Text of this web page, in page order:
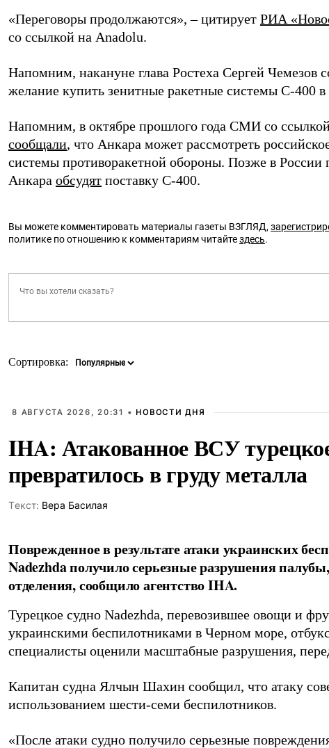
«Переговоры продолжаются», – цитирует РИА
со ссылкой на Anadolu.
Напомним, накануне глава Ростеха Сергей Чемезов
желание купить зенитные ракетные системы С-400 в
Напомним, в октябре прошлого года СМИ со
сообщали, что Анкара может рассмотреть
системы противоракетной обороны. Позже в России
Анкара обсудят поставку С-400.
Вы можете комментировать материалы газеты ВЗГЛЯД,
политике по отношению к комментариям читайтездесь.
Сортировка:
8 АВГУСТА 2026, 20:31 • НОВОСТИ ДНЯ
IHA: Атакованное ВСУ
превратилось в груду металла
Tекст: Вера Басилая
Поврежденное в результате атаки украинских
Nadezhda получило серьезные разрушения
отделения, сообщило агентство IHA.
Турецкое судно Nadezhda, перевозившее овощи и
украинскими беспилотниками в Черном море,
специалисты оценили масштабные разрушения,
Капитан судна Ялчын Шахин сообщил, что атаку
использованием шести-семи беспилотников.
«После атаки судно получило серьезные